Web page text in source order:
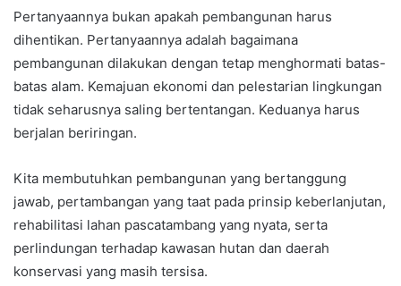
Pertanyaannya bukan apakah pembangunan harus
dihentikan. Pertanyaannya adalah bagaimana
pembangunan dilakukan dengan tetap menghormati batas-
batas alam. Kemajuan ekonomi dan pelestarian lingkungan
tidak seharusnya saling bertentangan. Keduanya harus
berjalan beriringan.
Kita membutuhkan pembangunan yang bertanggung
jawab, pertambangan yang taat pada prinsip keberlanjutan,
rehabilitasi lahan pascatambang yang nyata, serta
perlindungan terhadap kawasan hutan dan daerah
konservasi yang masih tersisa.